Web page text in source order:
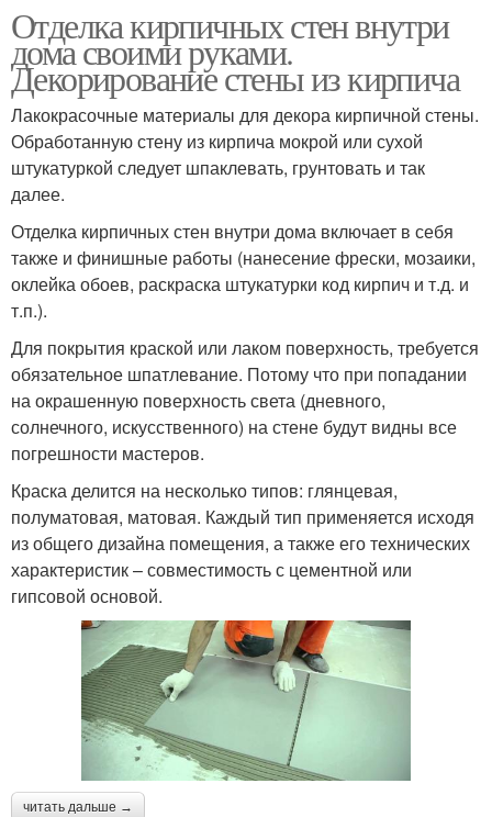
Отделка кирпичных стен внутри
дома своими руками.
Декорирование стены из кирпича
Лакокрасочные материалы для декора кирпичной стены.
Обработанную стену из кирпича мокрой или сухой
штукатуркой следует шпаклевать, грунтовать и так
далее.
Отделка кирпичных стен внутри дома включает в себя
также и финишные работы (нанесение фрески, мозаики,
оклейка обоев, раскраска штукатурки код кирпич и т.д. и
т.п.).
Для покрытия краской или лаком поверхность, требуется
обязательное шпатлевание. Потому что при попадании
на окрашенную поверхность света (дневного,
солнечного, искусственного) на стене будут видны все
погрешности мастеров.
Краска делится на несколько типов: глянцевая,
полуматовая, матовая. Каждый тип применяется исходя
из общего дизайна помещения, а также его технических
характеристик – совместимость с цементной или
гипсовой основой.
читать дальше →